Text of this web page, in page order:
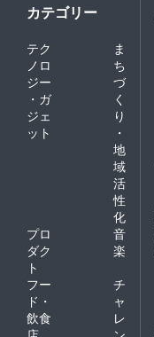
カテゴリー
テク
ノロ
ジー
・ガ
ジェ
ット
ま
ち
づ
く
り
・
地
域
活
性
化
プロ
ダク
ト
音
楽
フー
ド・
飲食
チ
ャ
レ